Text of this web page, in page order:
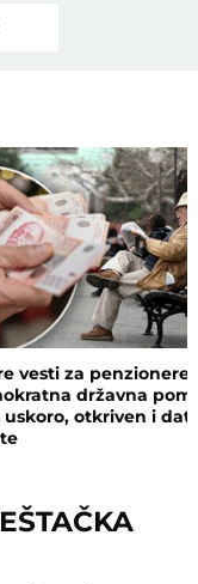
vesti za penzionere:
državna
uskoro, otkriven i